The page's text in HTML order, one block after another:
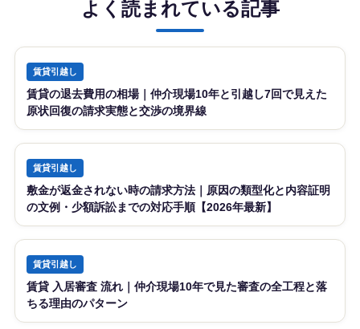
よく読まれている記事
賃貸引越し
賃貸の退去費用の相場｜仲介現場10年と引越し7回で見えた
原状回復の請求実態と交渉の境界線
賃貸引越し
敷金が返金されない時の請求方法｜原因の類型化と内容証明
の文例・少額訴訟までの対応手順【2026年最新】
賃貸引越し
賃貸 入居審査 流れ｜仲介現場10年で見た審査の全工程と落
ちる理由のパターン